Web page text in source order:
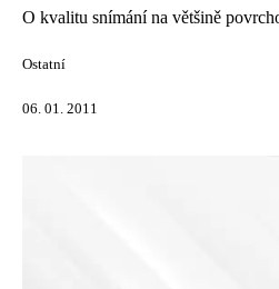
O kvalitu snímání na většině
Ostatní
06. 01. 2011